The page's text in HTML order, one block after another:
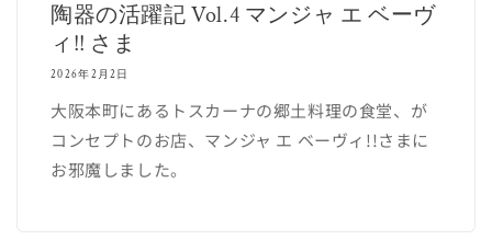
陶器の活躍記 Vol.4 マンジャ エ ベーヴ
ィ!! さま
2026年2月2日
大阪本町にあるトスカーナの郷土料理の食堂、が
コンセプトのお店、マンジャ エ ベーヴィ!!さまに
お邪魔しました。